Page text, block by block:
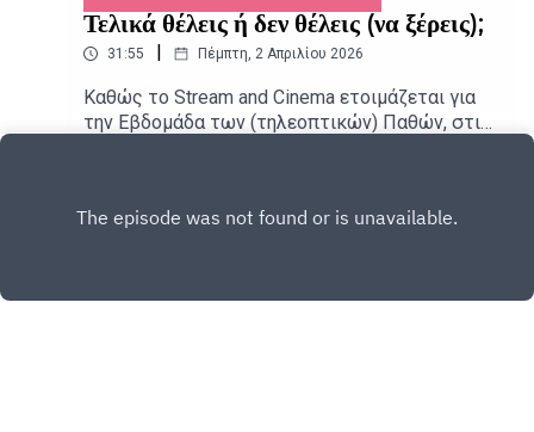
Τελικά θέλεις ή δεν θέλεις (να ξέρεις);
31:55 | Πέμπτη, 2 Απριλίου 2026
Καθώς το Stream and Cinema ετοιμάζεται για
την Εβδομάδα των (τηλεοπτικών) Παθών, στις
Βιβάλντι.Δημοσιογραφική επιμέλεια -